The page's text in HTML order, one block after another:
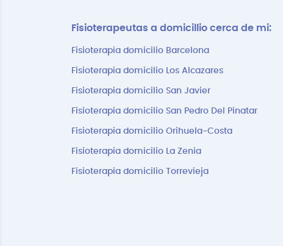
Fisioterapeutas a domicillio cerca de mi:
Fisioterapia domicilio Barcelona
Fisioterapia domicilio Los Alcazares
Fisioterapia domicilio San Javier
Fisioterapia domicilio San Pedro Del Pinatar
Fisioterapia domicilio Orihuela-Costa
Fisioterapia domicilio La Zenia
Fisioterapia domicilio Torrevieja